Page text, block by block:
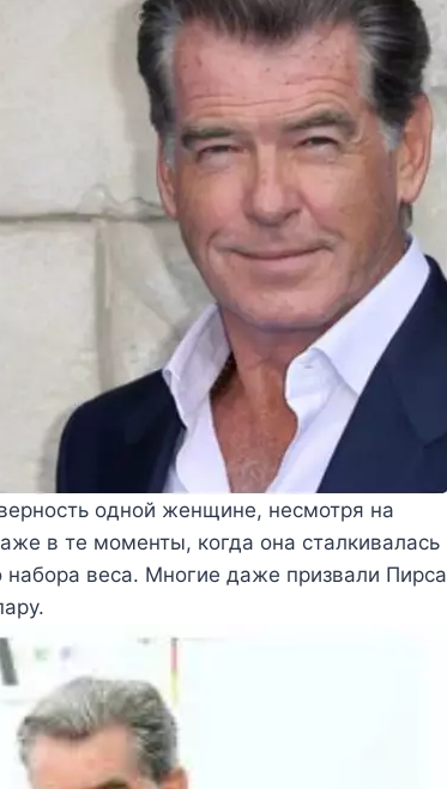
одной женщине, несмотря на
в те моменты, когда она сталкивалась
набора веса. Многие даже призвали Пирса